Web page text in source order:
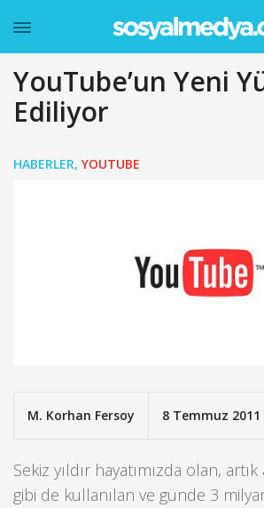
YouTube’un Yeni
Ediliyor
HABERLER, YOUTUBE
M. Korhan Fersoy 8 Temmuz 2011
Sekiz yıldır hayatımızda olan,
gibi de kullanılan ve günde 3